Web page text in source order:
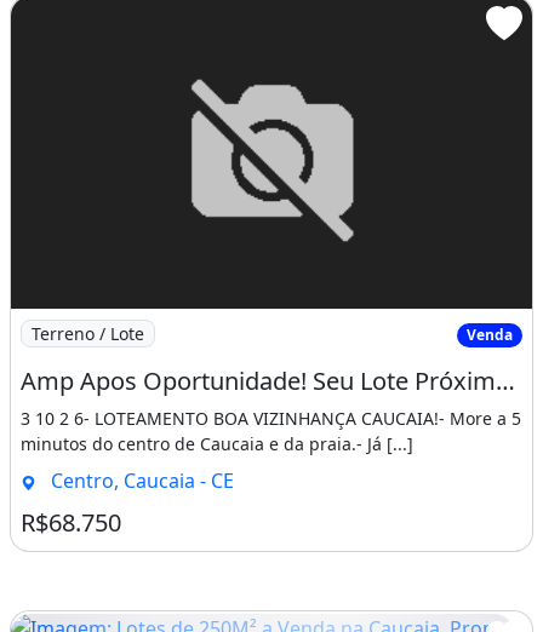
Imagem: Amp Apos Oportunidade! Seu Lote Próximo
Terreno / Lote Venda
Amp Apos Oportunidade! Seu Lote Próximo Ás Belas Praias de Caucaia9 3 10 2 6
3 10 2 6- LOTEAMENTO BOA VIZINHANÇA CAUCAIA!- More a 5
minutos do centro de Caucaia e da praia.- Já [...]
Centro, Caucaia - CE
R$68.750